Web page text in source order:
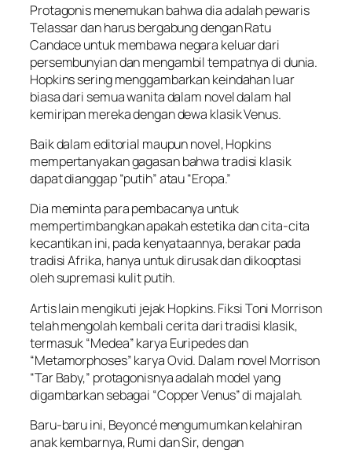
Protagonis menemukan bahwa dia adalah pewaris
Telassar dan harus bergabung dengan Ratu
Candace untuk membawa negara keluar dari
persembunyian dan mengambil tempatnya di dunia.
Hopkins sering menggambarkan keindahan luar
biasa dari semua wanita dalam novel dalam hal
kemiripan mereka dengan dewa klasik Venus.
Baik dalam editorial maupun novel, Hopkins
mempertanyakan gagasan bahwa tradisi klasik
dapat dianggap “putih” atau “Eropa.”
Dia meminta para pembacanya untuk
mempertimbangkan apakah estetika dan cita-cita
kecantikan ini, pada kenyataannya, berakar pada
tradisi Afrika, hanya untuk dirusak dan dikooptasi
oleh supremasi kulit putih.
Artis lain mengikuti jejak Hopkins. Fiksi Toni Morrison
telah mengolah kembali cerita dari tradisi klasik,
termasuk “Medea” karya Euripedes dan
“Metamorphoses” karya Ovid. Dalam novel Morrison
“Tar Baby,” protagonisnya adalah model yang
digambarkan sebagai “Copper Venus” di majalah.
Baru-baru ini, Beyoncé mengumumkan kelahiran
anak kembarnya, Rumi dan Sir, dengan